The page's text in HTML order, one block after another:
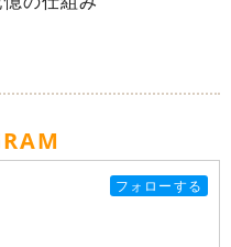
フォローする